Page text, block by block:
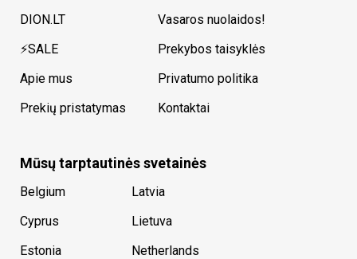
DION.LT
⚡SALE
Apie mus
Prekių pristatymas
Vasaros nuolaidos!
Prekybos taisyklės
Privatumo politika
Kontaktai
Mūsų tarptautinės svetainės
Belgium
Cyprus
Estonia
Latvia
Lietuva
Netherlands